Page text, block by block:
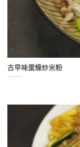
古早味蛋燥炒米粉